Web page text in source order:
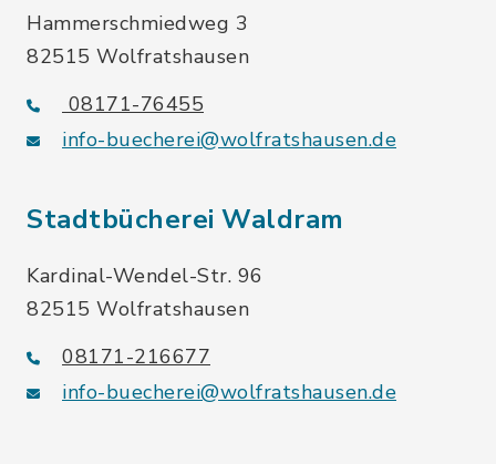
Hammerschmiedweg 3
82515 Wolfratshausen
08171-76455
info-buecherei@wolfratshausen.de
Stadtbücherei Waldram
Kardinal-Wendel-Str. 96
82515 Wolfratshausen
08171-216677
info-buecherei@wolfratshausen.de